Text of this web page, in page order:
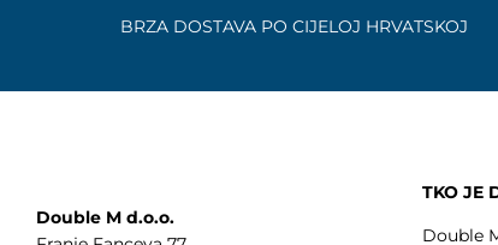
BRZA DOSTAVA PO CIJELOJ HRVATSKOJ
Double M d.o.o.
TKO JE
Double